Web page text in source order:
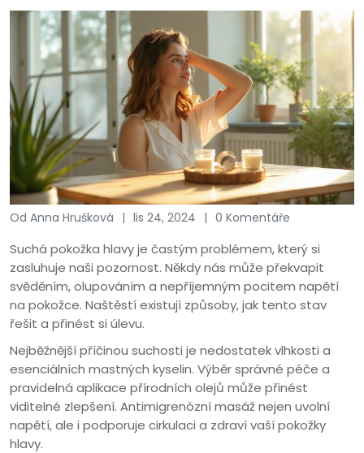
Od Anna Hrušková lis 24, 2024 0 Komentáře
Suchá pokožka hlavy je častým problémem, který si
zasluhuje naši pozornost. Někdy nás může překvapit
svěděním, olupováním a nepříjemným pocitem napětí
na pokožce. Naštěstí existují způsoby, jak tento stav
řešit a přinést si úlevu.
Nejběžnější příčinou suchosti je nedostatek vlhkosti a
esenciálních mastných kyselin. Výběr správné péče a
pravidelná aplikace přírodních olejů může přinést
viditelné zlepšení. Antimigrenózní masáž nejen uvolní
napětí, ale i podporuje cirkulaci a zdraví vaší pokožky
hlavy.